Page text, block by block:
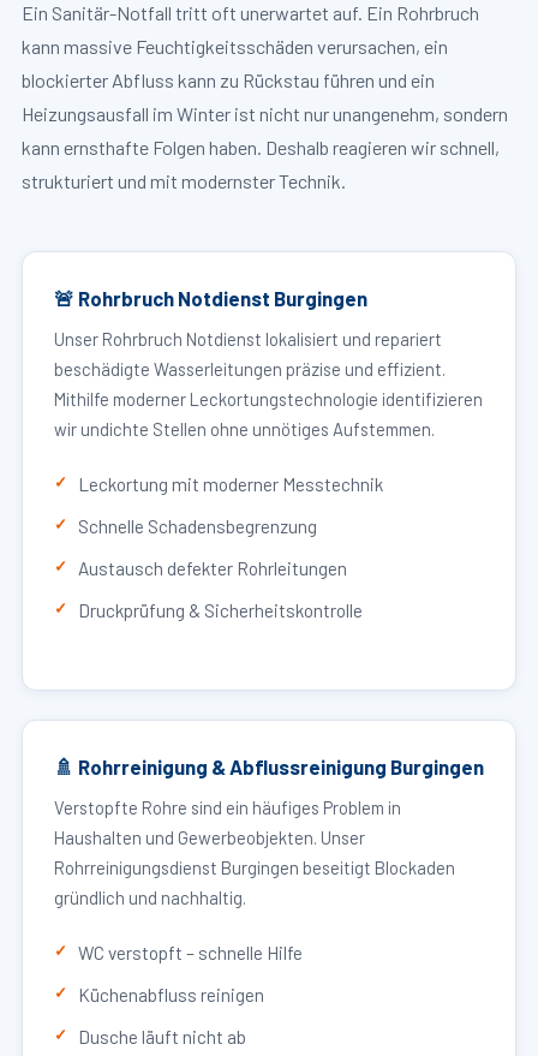
Ein Sanitär-Notfall tritt oft unerwartet auf. Ein Rohrbruch
kann massive Feuchtigkeitsschäden verursachen, ein
blockierter Abfluss kann zu Rückstau führen und ein
Heizungsausfall im Winter ist nicht nur unangenehm, sondern
kann ernsthafte Folgen haben. Deshalb reagieren wir schnell,
strukturiert und mit modernster Technik.
🚨 Rohrbruch Notdienst Burgingen
Unser Rohrbruch Notdienst lokalisiert und repariert
beschädigte Wasserleitungen präzise und effizient.
Mithilfe moderner Leckortungstechnologie identifizieren
wir undichte Stellen ohne unnötiges Aufstemmen.
Leckortung mit moderner Messtechnik
Schnelle Schadensbegrenzung
Austausch defekter Rohrleitungen
Druckprüfung & Sicherheitskontrolle
🚿 Rohrreinigung & Abflussreinigung Burgingen
Verstopfte Rohre sind ein häufiges Problem in
Haushalten und Gewerbeobjekten. Unser
Rohrreinigungsdienst Burgingen beseitigt Blockaden
gründlich und nachhaltig.
WC verstopft – schnelle Hilfe
Küchenabfluss reinigen
Dusche läuft nicht ab